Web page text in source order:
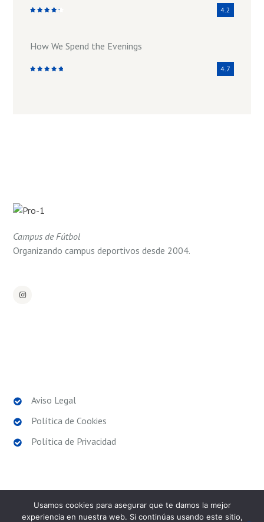
4.2
How We Spend the Evenings
4.7
Campus de Fútbol
Organizando campus deportivos desde 2004.
Aviso Legal
Política de Cookies
Política de Privacidad
Usamos cookies para asegurar que te damos la mejor
experiencia en nuestra web. Si continúas usando este sitio,